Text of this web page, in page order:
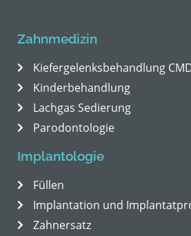
Zahnmedizin
Kiefergelenksbehandlung
Kinderbehandlung
Lachgas Sedierung
Parodontologie
Implantologie
Füllen
Implantation und
Zahnersatz